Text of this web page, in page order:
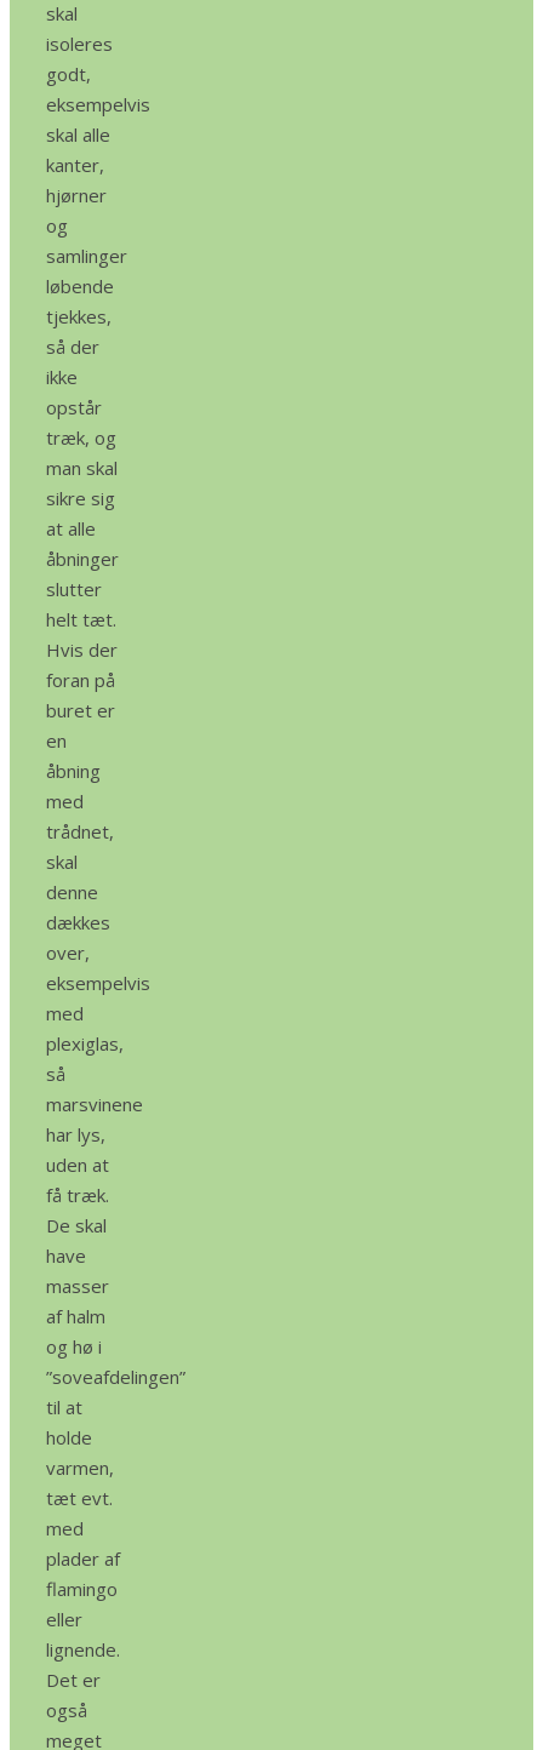
skal
isoleres
godt,
eksempelvis
skal alle
kanter,
hjørner
og
samlinger
løbende
tjekkes,
så der
ikke
opstår
træk, og
man skal
sikre sig
at alle
åbninger
slutter
helt tæt.
Hvis der
foran på
buret er
en
åbning
med
trådnet,
skal
denne
dækkes
over,
eksempelvis
med
plexiglas,
så
marsvinene
har lys,
uden at
få træk.
De skal
have
masser
af halm
og hø i
”soveafdelingen”
til at
holde
varmen,
tæt evt.
med
plader af
flamingo
eller
lignende.
Det er
også
meget